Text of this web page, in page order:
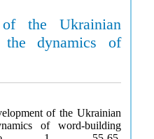
the Ukrainian
the dynamics of
of the Ukrainian
of word-building